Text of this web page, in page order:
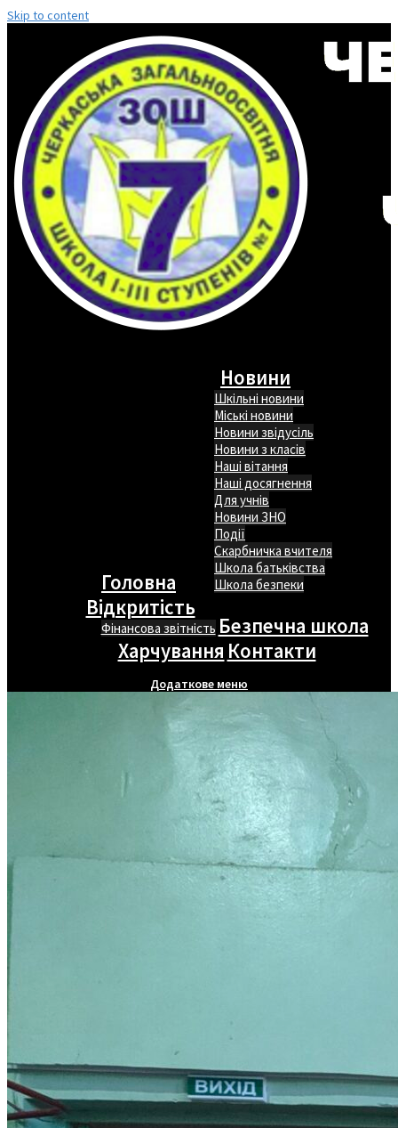
Skip to content
Головна
Новини
Шкільні новини
Міські новини
Новини звідусіль
Новини з класів
Наші вітання
Наші досягнення
Для учнів
Новини ЗНО
Події
Скарбничка вчителя
Школа батьківства
Школа безпеки
Відкритість
Фінансова звітність Безпечна школа
Харчування Контакти
Додаткове меню